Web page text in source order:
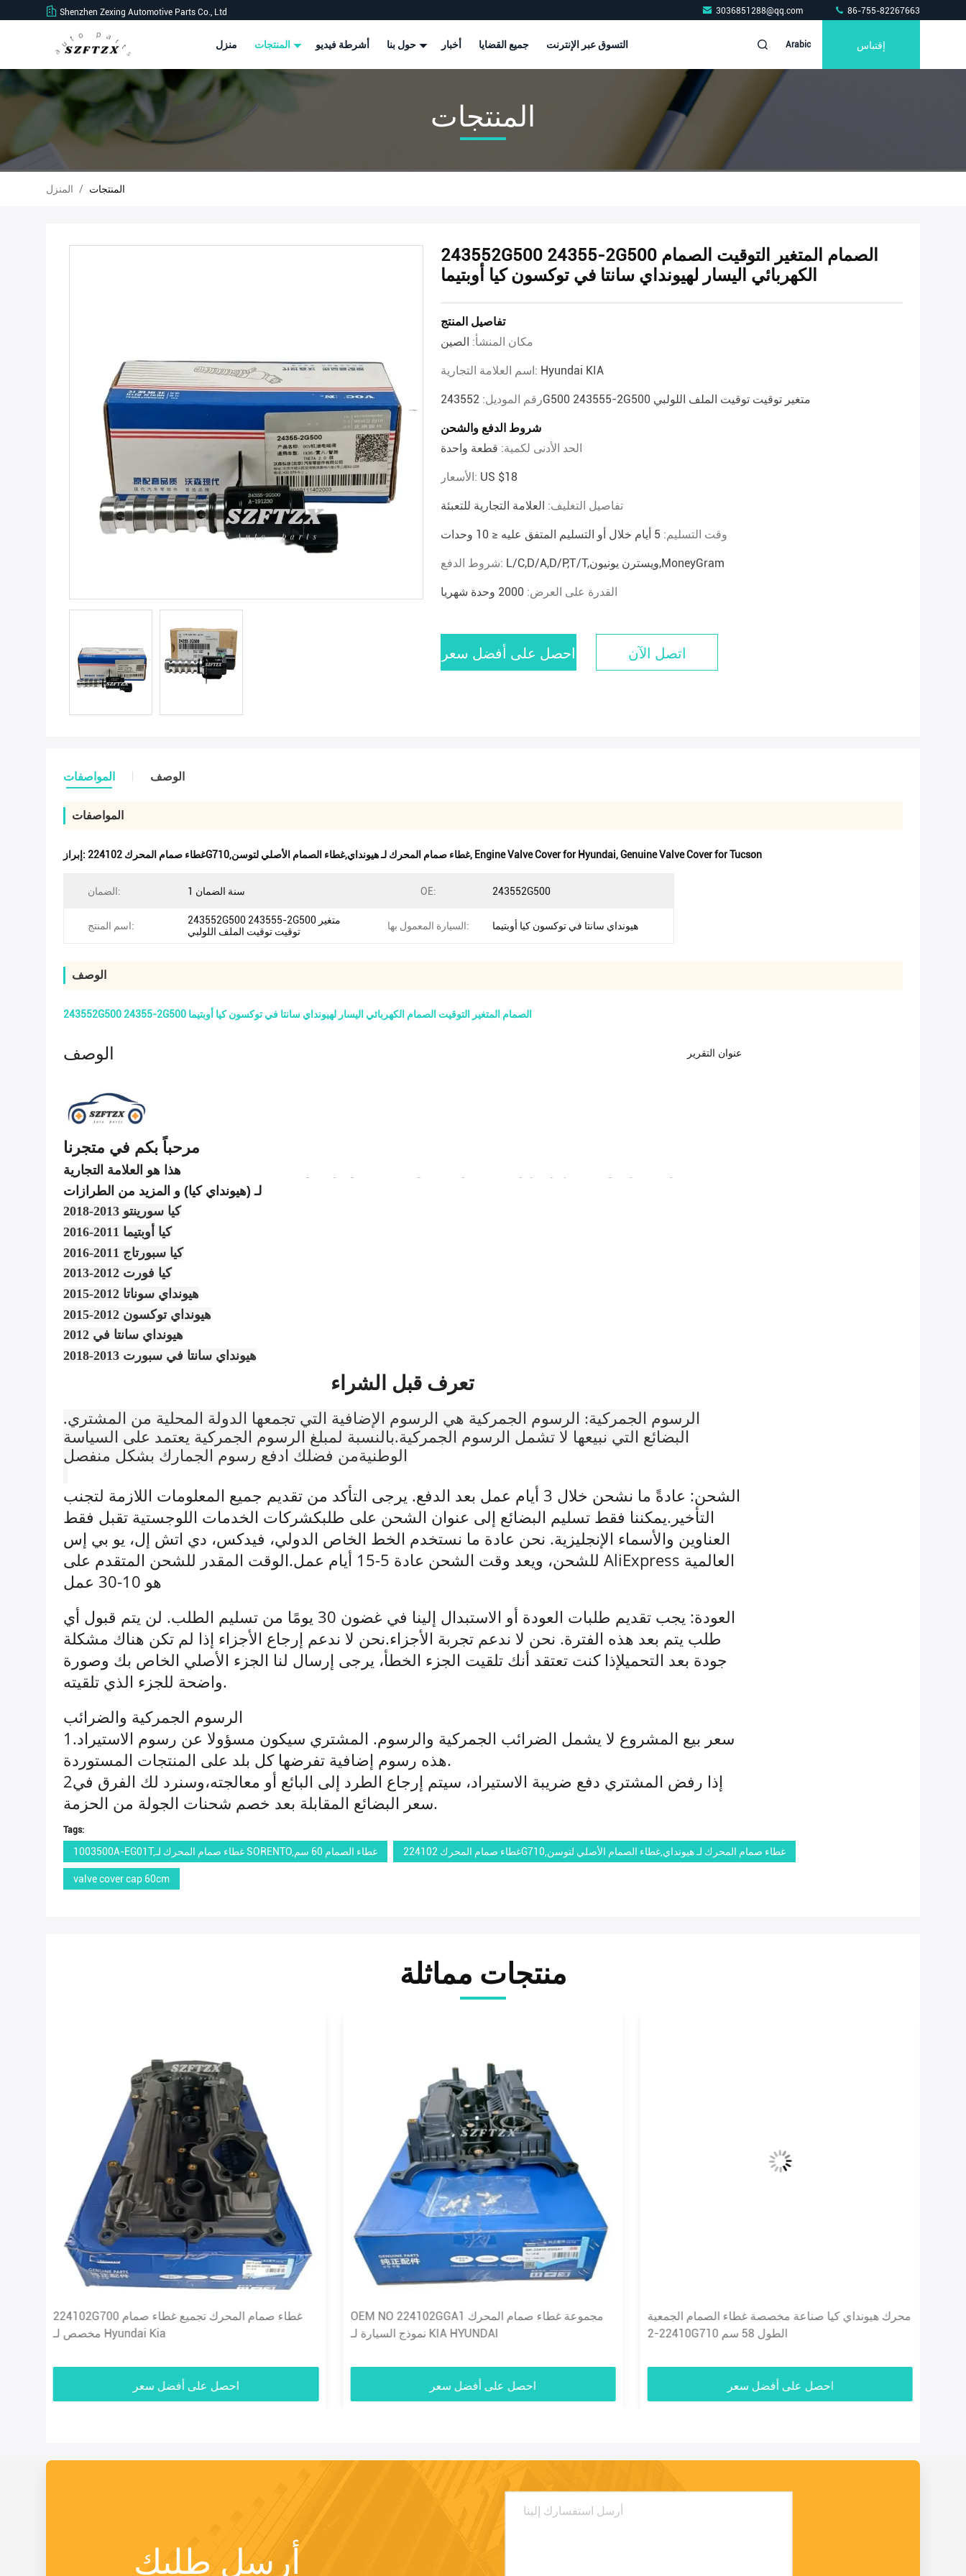
Shenzhen Zexing Automotive Parts Co., Ltd 3036851288@qq.com 86-755-82267663
منزل أشرطة فيديو أخبار جميع القضايا التسوق عبر الإنترنت Arabic إقتباس
المنتجات
المنزل / المنتجات
243552G500 24355-2G500 الصمام المتغير التوقيت الصمام
الكهربائي اليسار لهيونداي سانتا في توكسون كيا أوبتيما
تفاصيل المنتج
مكان المنشأ: الصين
اسم العلامة التجارية: Hyundai KIA
رقم الموديل: 243552G500 243555-2G500 متغير توقيت توقيت الملف اللولبي
شروط الدفع والشحن
الحد الأدنى لكمية: قطعة واحدة
الأسعار: US $18
تفاصيل التغليف: العلامة التجارية للتعبئة
وقت التسليم: 5 أيام خلال أو التسليم المتفق عليه ≤ 10 وحدات
شروط الدفع: L/C,D/A,D/P,T/T,ويسترن يونيون,MoneyGram
القدرة على العرض: 2000 وحدة شهريا
احصل على أفضل سعر اتصل الآن
المواصفات الوصف
المواصفات
إبراز: غطاء صمام المحرك 224102G710,غطاء صمام المحرك لـ هيونداي,غطاء الصمام الأصلي لتوسن, Engine Valve Cover for Hyundai,Genuine Valve Cover for Tucson
الضمان: 1 سنة الضمان OE: 243552G500
اسم المنتج:
243552G500 243555-2G500 متغير
توقيت توقيت الملف اللولبي
السيارة المعمول بها: هيونداي سانتا في توكسون كيا أوبتيما
الوصف
243552G500 24355-2G500 الصمام المتغير التوقيت الصمام الكهربائي اليسار لهيونداي سانتا في توكسون كيا أوبتيما
الوصف عنوان التقرير
مرحباً بكم في متجرنا
لـ (هيونداي كيا) و المزيد من الطرازات
كيا سورينتو 2013-2018
كيا أوبتيما 2011-2016
كيا سبورتاج 2011-2016
كيا فورت 2012-2013
هيونداي سوناتا 2012-2015
هيونداي توكسون 2012-2015
هيونداي سانتا في 2012
هيونداي سانتا في سبورت 2013-2018
تعرف قبل الشراء
الرسوم الجمركية: الرسوم الجمركية هي الرسوم الإضافية التي تجمعها الدولة المحلية من المشتري.
البضائع التي نبيعها لا تشمل الرسوم الجمركية.بالنسبة لمبلغ الرسوم الجمركية يعتمد على السياسة
الوطنيةمن فضلك ادفع رسوم الجمارك بشكل منفصل
الشحن: عادةً ما نشحن خلال 3 أيام عمل بعد الدفع. يرجى التأكد من تقديم جميع المعلومات اللازمة لتجنب
التأخير.يمكننا فقط تسليم البضائع إلى عنوان الشحن على طلبكشركات الخدمات اللوجستية تقبل فقط
العناوين والأسماء الإنجليزية. نحن عادة ما نستخدم الخط الخاص الدولي، فيدكس، دي اتش إل، يو بي إس
للشحن، ويعد وقت الشحن عادة 5-15 أيام عمل.الوقت المقدر للشحن المتقدم على AliExpress العالمية
هو 10-30 عمل
العودة: يجب تقديم طلبات العودة أو الاستبدال إلينا في غضون 30 يومًا من تسليم الطلب. لن يتم قبول أي
طلب يتم بعد هذه الفترة. نحن لا ندعم تجربة الأجزاء.نحن لا ندعم إرجاع الأجزاء إذا لم تكن هناك مشكلة
جودة بعد التحميلإذا كنت تعتقد أنك تلقيت الجزء الخطأ، يرجى إرسال لنا الجزء الأصلي الخاص بك وصورة
واضحة للجزء الذي تلقيته.
الرسوم الجمركية والضرائب
1سعر بيع المشروع لا يشمل الضرائب الجمركية والرسوم. المشتري سيكون مسؤولا عن رسوم الاستيراد.
هذه رسوم إضافية تفرضها كل بلد على المنتجات المستوردة.
2إذا رفض المشتري دفع ضريبة الاستيراد، سيتم إرجاع الطرد إلى البائع أو معالجته،وسنرد لك الفرق في
سعر البضائع المقابلة بعد خصم شحنات الجولة من الحزمة.
Tags:
1003500A-EG01T,غطاء صمام المحرك لـ SORENTO,غطاء الصمام 60 سم غطاء صمام المحرك 224102G710,غطاء صمام المحرك لـ هيونداي,غطاء الصمام الأصلي لتوسن
valve cover cap 60cm
منتجات مماثلة
224102G700 غطاء صمام المحرك تجميع غطاء صمام
مخصص لـ Hyundai Kia
احصل على أفضل سعر
OEM NO 224102GGA1 مجموعة غطاء صمام المحرك
نموذج السيارة لـ KIA HYUNDAI
احصل على أفضل سعر
محرك هيونداي كيا صناعة مخصصة غطاء الصمام الجمعية
22410-2G710 الطول 58 سم
احصل على أفضل سعر
أرسل طلبك